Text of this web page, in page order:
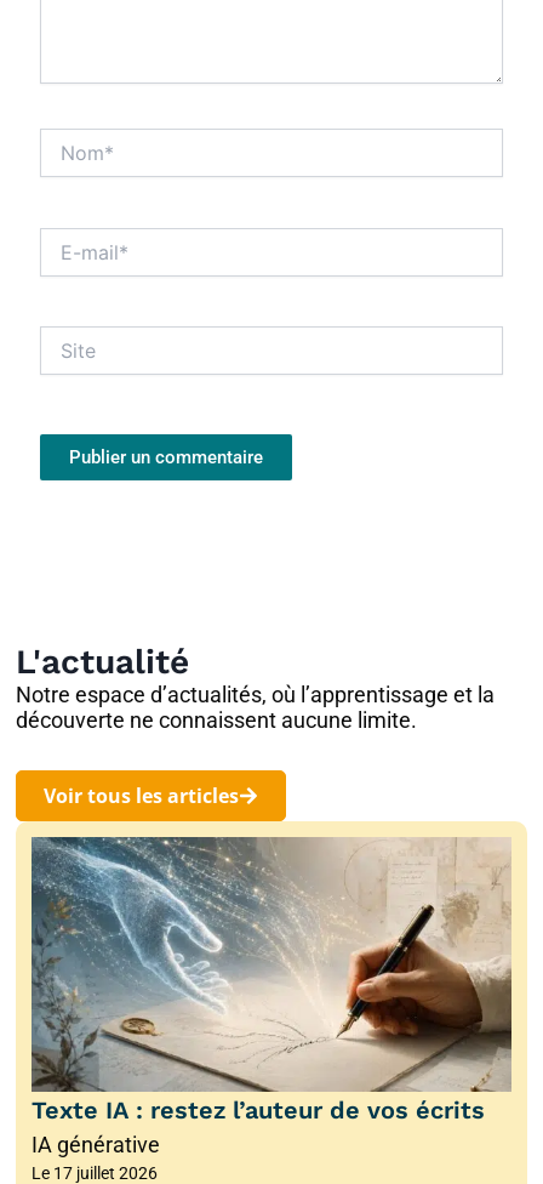
mail*
L'actualité
Notre espace d’actualités, où l’apprentissage et la
découverte ne connaissent aucune limite.
Voir tous les articles
Texte IA : restez l’auteur de vos écrits
IA générative
Le 17 juillet 2026